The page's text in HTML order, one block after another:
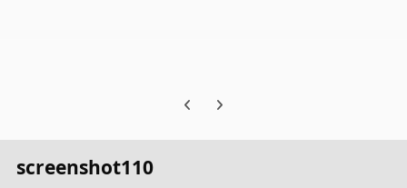
Previous carousel slide
Next carousel slide
screenshot110